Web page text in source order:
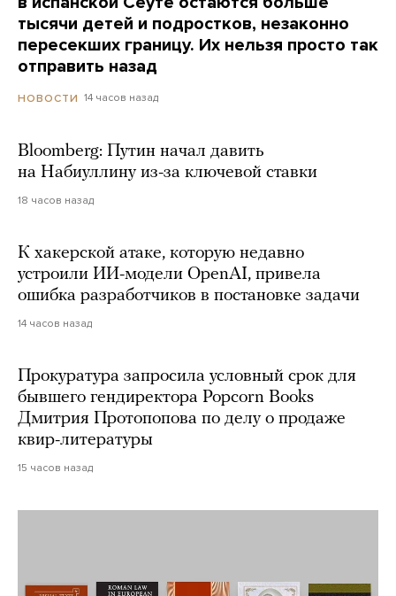
тысячи детей и подростков, незаконно
пересекших границу. Их нельзя просто так
отправить назад
НОВОСТИ 14 часов назад
Bloomberg: Путин начал давить
на Набиуллину из-за ключевой ставки
18 часов назад
К хакерской атаке, которую недавно
устроили ИИ-модели OpenAI, привела
ошибка разработчиков в постановке задачи
14 часов назад
Прокуратура запросила условный срок для
бывшего гендиректора Popcorn Books
Дмитрия Протопопова по делу о продаже
квир-литературы
15 часов назад